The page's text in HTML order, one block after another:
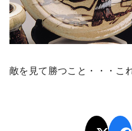
敵を見て勝つこと・・・こ